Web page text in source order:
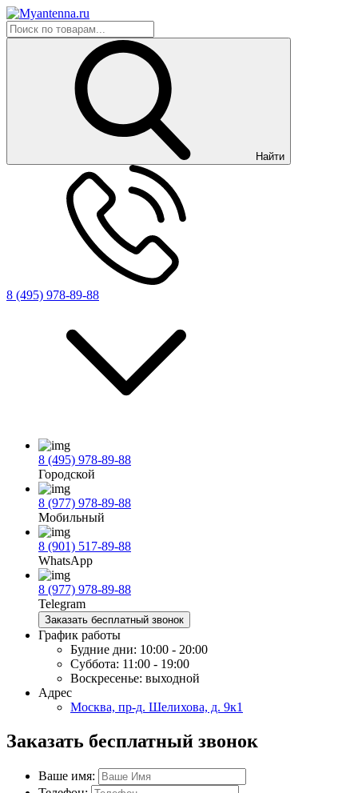
Найти
8 (495) 978-89-88
8 (495) 978-89-88
Городской
8 (977) 978-89-88
Мобильный
8 (901) 517-89-88
WhatsApp
8 (977) 978-89-88
Telegram
Заказать бесплатный звонок
График работы
Будние дни: 10:00 - 20:00
Суббота: 11:00 - 19:00
Воскресенье: выходной
Адрес
Москва, пр-д. Шелихова, д. 9к1
Заказать бесплатный звонок
Ваше имя: